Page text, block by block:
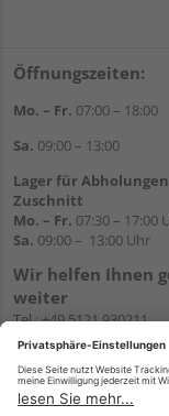
Öffnungszeiten:
Mo. – Fr. 07:00 – 18:00
Sa. 09:00 – 13:00
Lager für
Zuschnitt
Mo. – Fr. 07:30 – 17:00
Sa. 09:00 – 13:00 Uhr
Wir helfen Ihnen
weiter
Tel.:+49 5121 930211
E-Mail:
Newsletter